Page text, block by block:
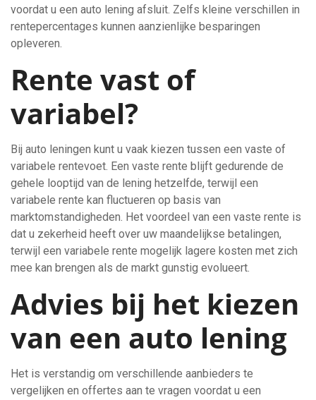
voordat u een auto lening afsluit. Zelfs kleine verschillen in
rentepercentages kunnen aanzienlijke besparingen
opleveren.
Rente vast of
variabel?
Bij auto leningen kunt u vaak kiezen tussen een vaste of
variabele rentevoet. Een vaste rente blijft gedurende de
gehele looptijd van de lening hetzelfde, terwijl een
variabele rente kan fluctueren op basis van
marktomstandigheden. Het voordeel van een vaste rente is
dat u zekerheid heeft over uw maandelijkse betalingen,
terwijl een variabele rente mogelijk lagere kosten met zich
mee kan brengen als de markt gunstig evolueert.
Advies bij het kiezen
van een auto lening
Het is verstandig om verschillende aanbieders te
vergelijken en offertes aan te vragen voordat u een